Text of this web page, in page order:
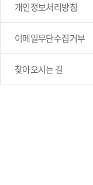
개인정보처리방침
이메일무단수집거부
찾아오시는 길